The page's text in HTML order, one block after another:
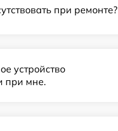
при ремонте?
устройство
при мне.